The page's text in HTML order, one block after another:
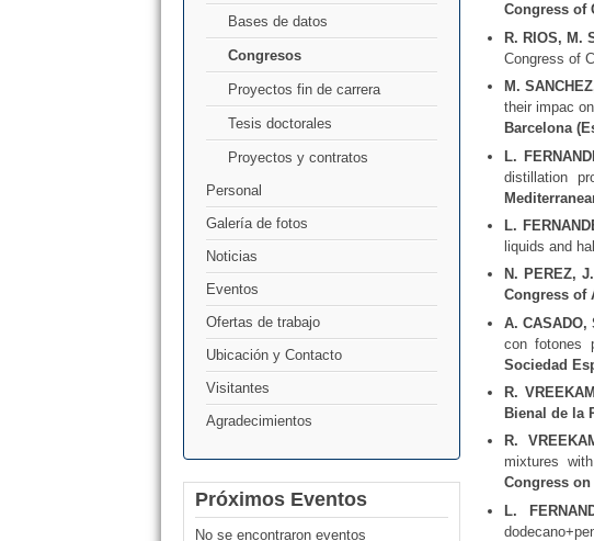
Bases de datos
Congresos
Proyectos fin de carrera
Tesis doctorales
Proyectos y contratos
Personal
Galería de fotos
Noticias
Eventos
Ofertas de trabajo
Ubicación y Contacto
Visitantes
Agradecimientos
Próximos Eventos
No se encontraron eventos
Congress of
R. RIOS, M.
Congress of
M.
their impac
Barcelona
L.
distillation
L.
liquids and
N. PEREZ,
Congress of
A. CASADO,
con fotones
Sociedad
R.
Bienal de la
R.
mixtures
Congress
L.